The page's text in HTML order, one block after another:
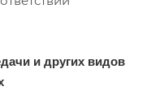
и других видов